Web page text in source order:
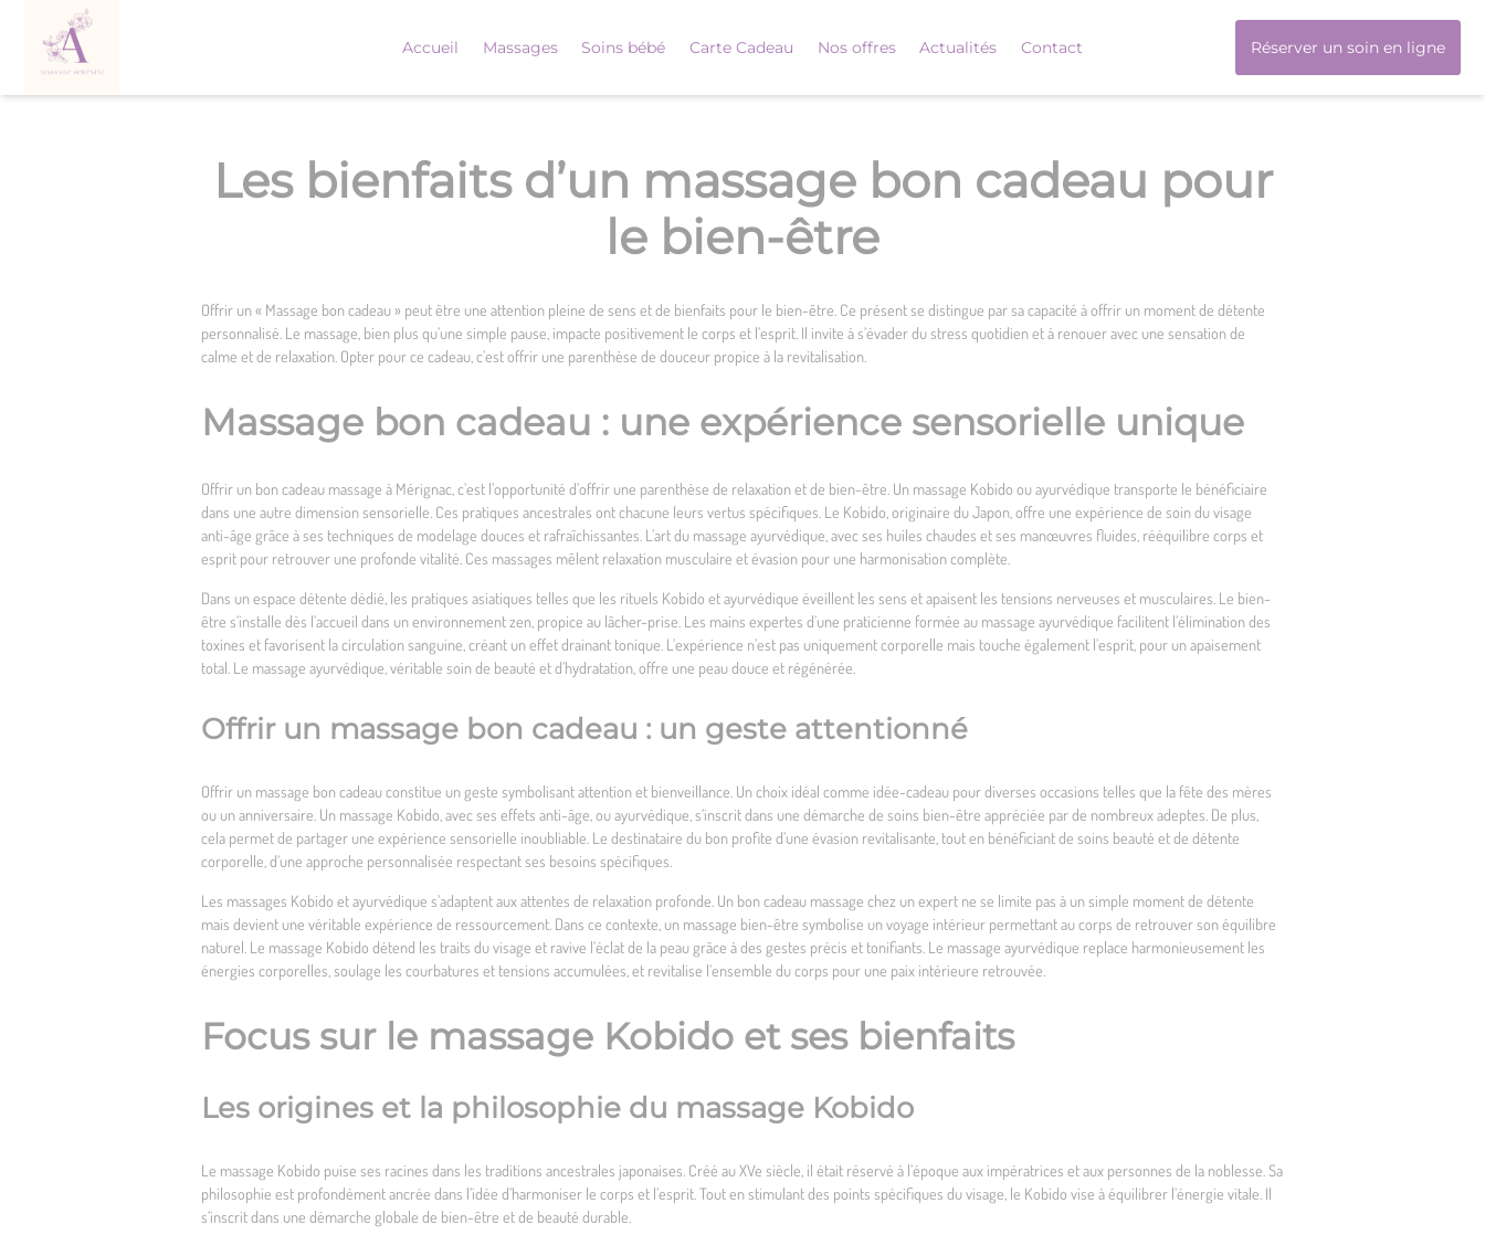
Accueil Massages Soins bébé Carte Cadeau Nos offres Actualités Contact Réserver un soin en ligne
Les bienfaits d’un massage bon cadeau pour
le bien-être
Offrir un « Massage bon cadeau » peut être une attention pleine de sens et de bienfaits pour le bien-être. Ce présent se distingue par sa capacité à offrir un moment de détente
personnalisé. Le massage, bien plus qu’une simple pause, impacte positivement le corps et l’esprit. Il invite à s’évader du stress quotidien et à renouer avec une sensation de
calme et de relaxation. Opter pour ce cadeau, c’est offrir une parenthèse de douceur propice à la revitalisation.
Massage bon cadeau : une expérience sensorielle unique
Offrir un bon cadeau massage à Mérignac , c’est l’opportunité d’offrir une parenthèse de relaxation et de bien-être. Un massage Kobido ou ayurvédique transporte le bénéficiaire
dans une autre dimension sensorielle. Ces pratiques ancestrales ont chacune leurs vertus spécifiques. Le Kobido, originaire du Japon, offre une expérience de soin du visage
anti-âge grâce à ses techniques de modelage douces et rafraîchissantes. L’art du massage ayurvédique, avec ses huiles chaudes et ses manœuvres fluides, rééquilibre corps et
esprit pour retrouver une profonde vitalité. Ces massages mêlent relaxation musculaire et évasion pour une harmonisation complète.
Dans un espace détente dédié, les pratiques asiatiques telles que les rituels Kobido et ayurvédique éveillent les sens et apaisent les tensions nerveuses et musculaires. Le bien-
être s’installe dès l’accueil dans un environnement zen, propice au lâcher-prise. Les mains expertes d’une praticienne formée au massage ayurvédique facilitent l’élimination des
toxines et favorisent la circulation sanguine, créant un effet drainant tonique. L’expérience n’est pas uniquement corporelle mais touche également l’esprit, pour un apaisement
total. Le massage ayurvédique, véritable soin de beauté et d’hydratation, offre une peau douce et régénérée.
Offrir un massage bon cadeau : un geste attentionné
Offrir un massage bon cadeau constitue un geste symbolisant attention et bienveillance. Un choix idéal comme idée-cadeau pour diverses occasions telles que la fête des mères
ou un anniversaire. Un massage Kobido, avec ses effets anti-âge, ou ayurvédique, s’inscrit dans une démarche de soins bien-être appréciée par de nombreux adeptes. De plus,
cela permet de partager une expérience sensorielle inoubliable. Le destinataire du bon profite d’une évasion revitalisante, tout en bénéficiant de soins beauté et de détente
corporelle, d’une approche personnalisée respectant ses besoins spécifiques.
Les massages Kobido et ayurvédique s’adaptent aux attentes de relaxation profonde. Un bon cadeau massage chez un expert ne se limite pas à un simple moment de détente
mais devient une véritable expérience de ressourcement. Dans ce contexte, un massage bien-être symbolise un voyage intérieur permettant au corps de retrouver son équilibre
naturel. Le massage Kobido détend les traits du visage et ravive l’éclat de la peau grâce à des gestes précis et tonifiants. Le massage ayurvédique replace harmonieusement les
énergies corporelles, soulage les courbatures et tensions accumulées, et revitalise l’ensemble du corps pour une paix intérieure retrouvée.
Focus sur le massage Kobido et ses bienfaits
Les origines et la philosophie du massage Kobido
Le massage Kobido puise ses racines dans les traditions ancestrales japonaises. Créé au XVe siècle, il était réservé à l’époque aux impératrices et aux personnes de la noblesse. Sa
philosophie est profondément ancrée dans l’idée d’harmoniser le corps et l’esprit. Tout en stimulant des points spécifiques du visage, le Kobido vise à équilibrer l’énergie vitale. Il
s’inscrit dans une démarche globale de bien-être et de beauté durable.